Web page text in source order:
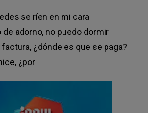
se ríen en mi cara
de adorno, no puedo dormir
factura, ¿dónde es que se paga?
¿por